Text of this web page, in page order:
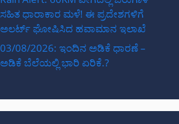
ಸಹಿತ ಧಾರಾಕಾರ ಮಳೆ! ಈ ಪ್ರದೇಶಗಳಿಗೆ
ಅಲರ್ಟ್ ಘೋಷಿಸಿದ ಹವಾಮಾನ ಇಲಾಖೆ
03/08/2026: ಇಂದಿನ ಅಡಿಕೆ ಧಾರಣೆ –
ಅಡಿಕೆ ಬೆಲೆಯಲ್ಲಿ ಭಾರಿ ಏರಿಕೆ.?